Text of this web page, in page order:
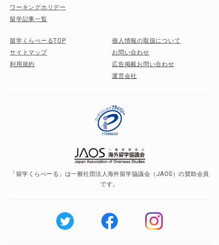
ワーキングホリデー
留学記事一覧
留学くらべーるTOP
サイトマップ
利用規約
個人情報の取扱について
お問い合わせ
広告掲載お問い合わせ
運営会社
「留学くらべーる」は一般社団法人海外留学協議会（JAOS）の賛助会員
です。